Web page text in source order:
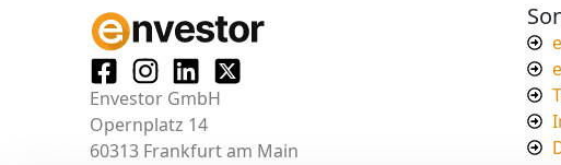
Envestor GmbH
Opernplatz 14
60313 Frankfurt am Main